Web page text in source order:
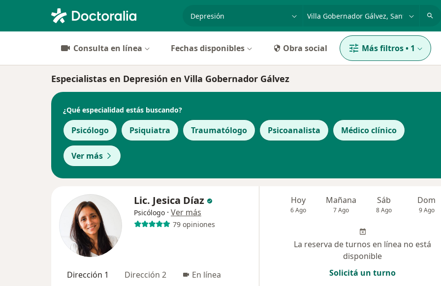
especialidad, enfermedad o nombrep. ej. Buenos Aires
Consulta en línea Fechas disponibles Obra social Más filtros• 1
Especialistas en Depresión en Villa Gobernador Gálvez
¿Qué especialidad estás buscando?
Psicólogo Psiquiatra Traumatólogo Psicoanalista Médico clínico
Ver más
Lic. Jesica Díaz
Psicólogo · Ver más
79 opiniones
Dirección 1 Dirección 2 En línea
Hoy
6 Ago
Mañana
7 Ago
Sáb
8 Ago
Dom
9 Ago
La reserva de turnos en línea no está
disponible
Solicitá un turno